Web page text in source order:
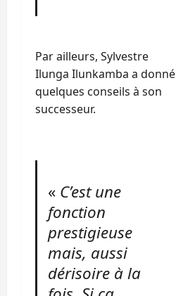
Par ailleurs, Sylvestre
Ilunga Ilunkamba a donné
quelques conseils à son
successeur.
« C’est une
fonction
prestigieuse
mais, aussi
dérisoire à la